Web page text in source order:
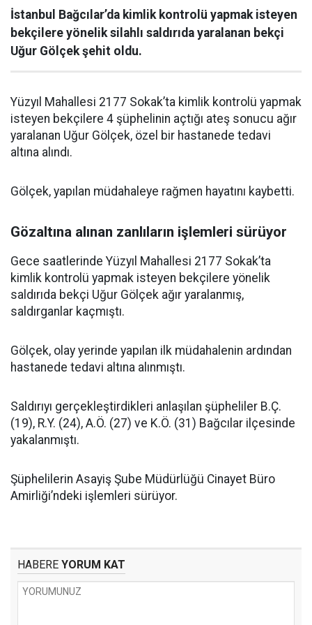
İstanbul Bağcılar’da kimlik kontrolü yapmak isteyen
bekçilere yönelik silahlı saldırıda yaralanan bekçi
Uğur Gölçek şehit oldu.
Yüzyıl Mahallesi 2177 Sokak’ta kimlik kontrolü yapmak
isteyen bekçilere 4 şüphelinin açtığı ateş sonucu ağır
yaralanan Uğur Gölçek, özel bir hastanede tedavi
altına alındı.
Gölçek, yapılan müdahaleye rağmen hayatını kaybetti.
Gözaltına alınan zanlıların işlemleri sürüyor
Gece saatlerinde Yüzyıl Mahallesi 2177 Sokak’ta
kimlik kontrolü yapmak isteyen bekçilere yönelik
saldırıda bekçi Uğur Gölçek ağır yaralanmış,
saldırganlar kaçmıştı.
Gölçek, olay yerinde yapılan ilk müdahalenin ardından
hastanede tedavi altına alınmıştı.
Saldırıyı gerçekleştirdikleri anlaşılan şüpheliler B.Ç.
(19), R.Y. (24), A.Ö. (27) ve K.Ö. (31) Bağcılar ilçesinde
yakalanmıştı.
Şüphelilerin Asayiş Şube Müdürlüğü Cinayet Büro
Amirliği’ndeki işlemleri sürüyor.
HABERE YORUM KAT